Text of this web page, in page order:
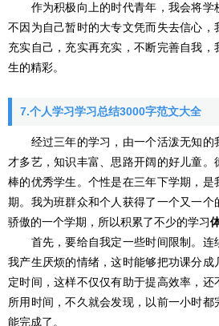
作为积极向上的时代青年，我会将学
不因为自己暂时的大专文凭而失去信心，
充实自己，充实再充实，不断完善自我
生的精彩。
7.个人学习学习总结3000字范文大全
经过三年的学习，由一个活泼无知的
才多艺，知识丰富、思路开阔的好儿童
棒的优秀学生。个性是在三年下学期，是
期。我为班群众和个人获得了一个又一个
骄傲的一个学期，所以积累了不少的学习
首先，要给自我定一些时间限制。连
我产生厌烦的情绪，这时能够把功课分成
定时间，这样不仅仅有助于提高效率，
所用时间，不久就会发现，以前一小时
能完成了。